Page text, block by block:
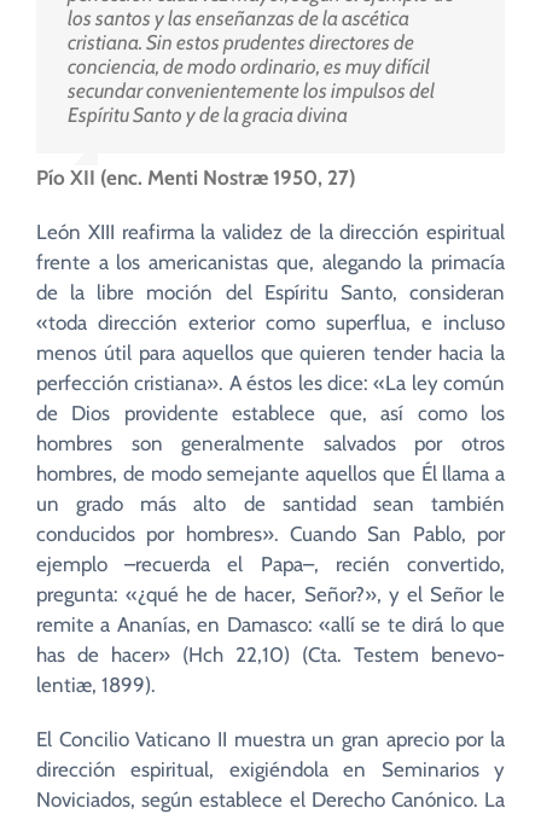
los santos y las enseñanzas de la ascética
cristiana. Sin estos prudentes directores de
conciencia, de modo ordinario, es muy difícil
secundar convenientemente los impulsos del
Espíritu Santo y de la gracia divina
Pío XII (enc. Menti Nostræ 1950, 27)
León XIII reafirma la validez de la dirección espiritual
frente a los americanistas que, alegando la primacía
de la libre moción del Espíritu Santo, consideran
«toda dirección exterior como superflua, e incluso
menos útil para aquellos que quieren tender hacia la
perfección cristiana». A éstos les dice: «La ley común
de Dios providente establece que, así como los
hombres son generalmente salvados por otros
hombres, de modo semejante aquellos que Él llama a
un grado más alto de santidad sean también
conducidos por hombres». Cuando San Pablo, por
ejemplo –recuerda el Papa–, recién convertido,
pregunta: «¿qué he de hacer, Señor?», y el Señor le
remite a Ananías, en Damasco: «allí se te dirá lo que
has de hacer» (Hch 22,10) (Cta. Testem benevo-
lentiæ, 1899).
El Concilio Vaticano II muestra un gran aprecio por la
dirección espiritual, exigiéndola en Seminarios y
Noviciados, según establece el Derecho Canónico. La